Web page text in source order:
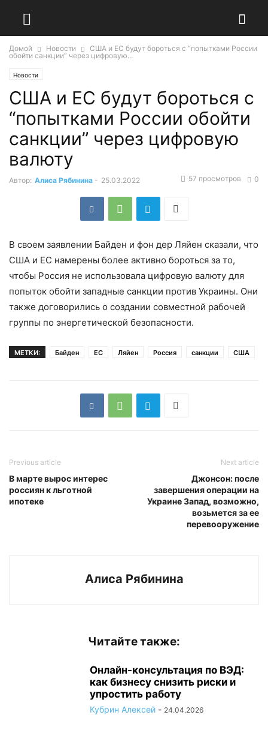
Домой Новости
США и ЕС будут бороться с “попытками России
обойти санкции” через цифровую...
Новости
США и ЕС будут бороться с
“попытками России обойти
санкции” через цифровую
валюту
Автор: Алиса Рябинина - 25.03.2022 0
57 просмотров
В своем заявлении Байден и фон дер Ляйен сказали, что
США и ЕС намерены более активно бороться за то,
чтобы Россия не использовала цифровую валюту для
попыток обойти западные санкции против Украины. Они
также договорились о создании совместной рабочей
группы по энергетической безопасности.
МЕТКИ: Байден ЕС Ляйен Россия санкции США
Previous article
В марте вырос интерес
россиян к льготной
ипотеке
Next article
Джонсон: после
завершения операции на
Украине Запад, возможно,
возьмется за ее
перевооружение
Алиса Рябинина
Читайте также:
Онлайн-консультация по ВЭД:
как бизнесу снизить риски и
упростить работу
Кубрин Алексей - 24.04.2026